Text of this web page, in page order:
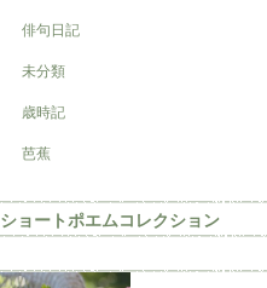
俳句日記
未分類
歳時記
芭蕉
ショートポエムコレクション